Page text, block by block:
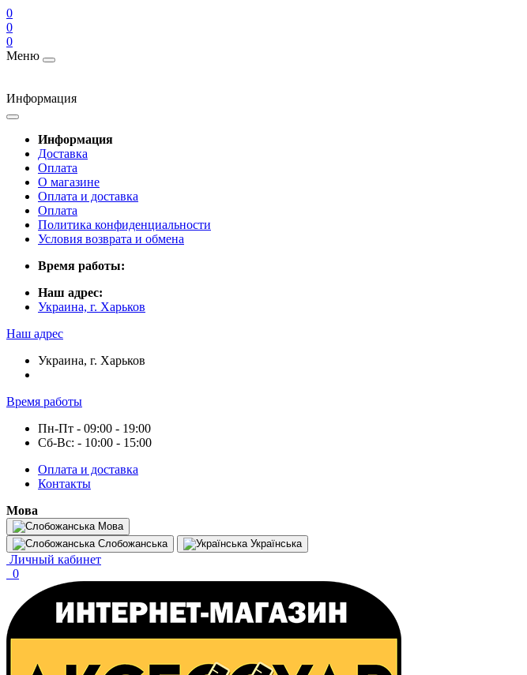
0
0
0
Меню
Информация
Информация
Доставка
Оплата
О магазине
Оплата и доставка
Оплата
Политика конфиденциальности
Условия возврата и обмена
Время работы:
Наш адрес:
Украина, г. Харьков
Наш адрес
Украина, г. Харьков
Время работы
Пн-Пт - 09:00 - 19:00
Сб-Вс: - 10:00 - 15:00
Оплата и доставка
Контакты
Мова
Мова
Слобожанська
Українська
Личный кабинет
0